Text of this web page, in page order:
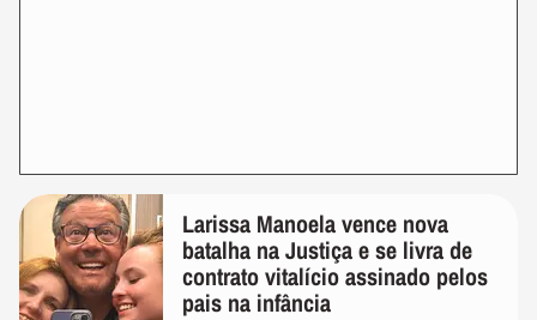
Larissa Manoela vence nova
batalha na Justiça e se livra de
contrato vitalício assinado pelos
pais na infância